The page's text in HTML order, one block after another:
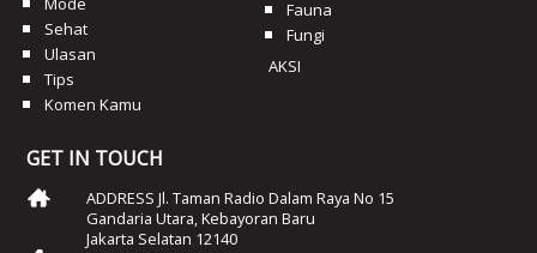
Sehat
Ulasan
Tips
Komen Kamu
Fauna
Fungi
AKSI
GET IN TOUCH
ADDRESS Jl. Taman Radio Dalam Raya No 15
Gandaria Utara, Kebayoran Baru
Jakarta Selatan 12140